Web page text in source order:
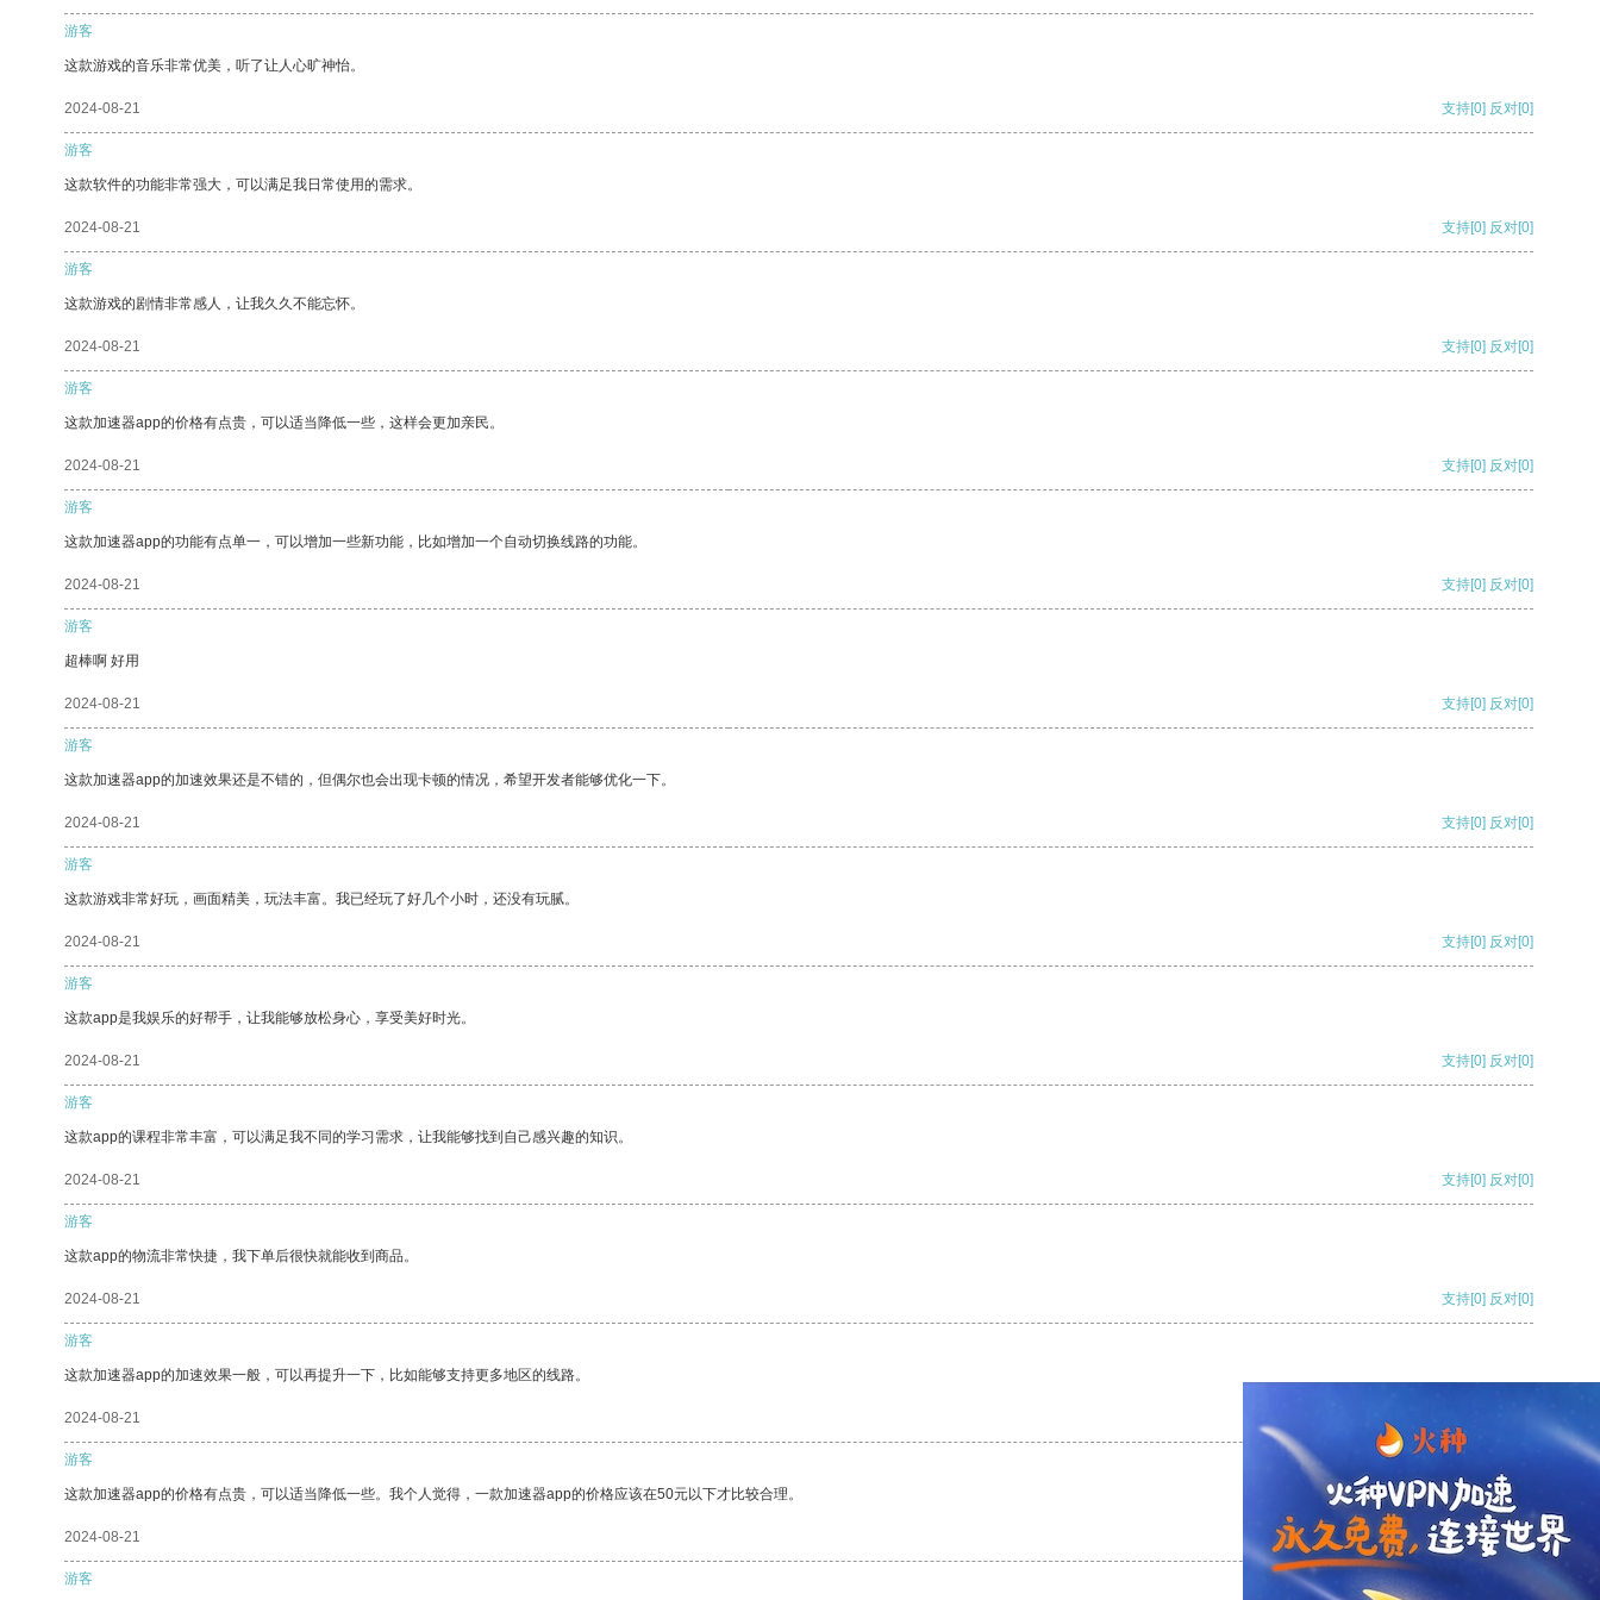
游客
这款游戏的音乐非常优美，听了让人心旷神怡。
2024-08-21 支持[0] 反对[0]
游客
这款软件的功能非常强大，可以满足我日常使用的需求。
2024-08-21 支持[0] 反对[0]
游客
这款游戏的剧情非常感人，让我久久不能忘怀。
2024-08-21 支持[0] 反对[0]
游客
这款加速器app的价格有点贵，可以适当降低一些，这样会更加亲民。
2024-08-21 支持[0] 反对[0]
游客
这款加速器app的功能有点单一，可以增加一些新功能，比如增加一个自动切换线路的功能。
2024-08-21 支持[0] 反对[0]
游客
超棒啊 好用
2024-08-21 支持[0] 反对[0]
游客
这款加速器app的加速效果还是不错的，但偶尔也会出现卡顿的情况，希望开发者能够优化一下。
2024-08-21 支持[0] 反对[0]
游客
这款游戏非常好玩，画面精美，玩法丰富。我已经玩了好几个小时，还没有玩腻。
2024-08-21 支持[0] 反对[0]
游客
这款app是我娱乐的好帮手，让我能够放松身心，享受美好时光。
2024-08-21 支持[0] 反对[0]
游客
这款app的课程非常丰富，可以满足我不同的学习需求，让我能够找到自己感兴趣的知识。
2024-08-21 支持[0] 反对[0]
游客
这款app的物流非常快捷，我下单后很快就能收到商品。
2024-08-21 支持[0] 反对[0]
游客
这款加速器app的加速效果一般，可以再提升一下，比如能够支持更多地区的线路。
2024-08-21
游客
这款加速器app的价格有点贵，可以适当降低一些。我个人觉得，一款加速器app的价格应该在50元以下才比较合理。
2024-08-21 支持 [0] 反对[0]
游客